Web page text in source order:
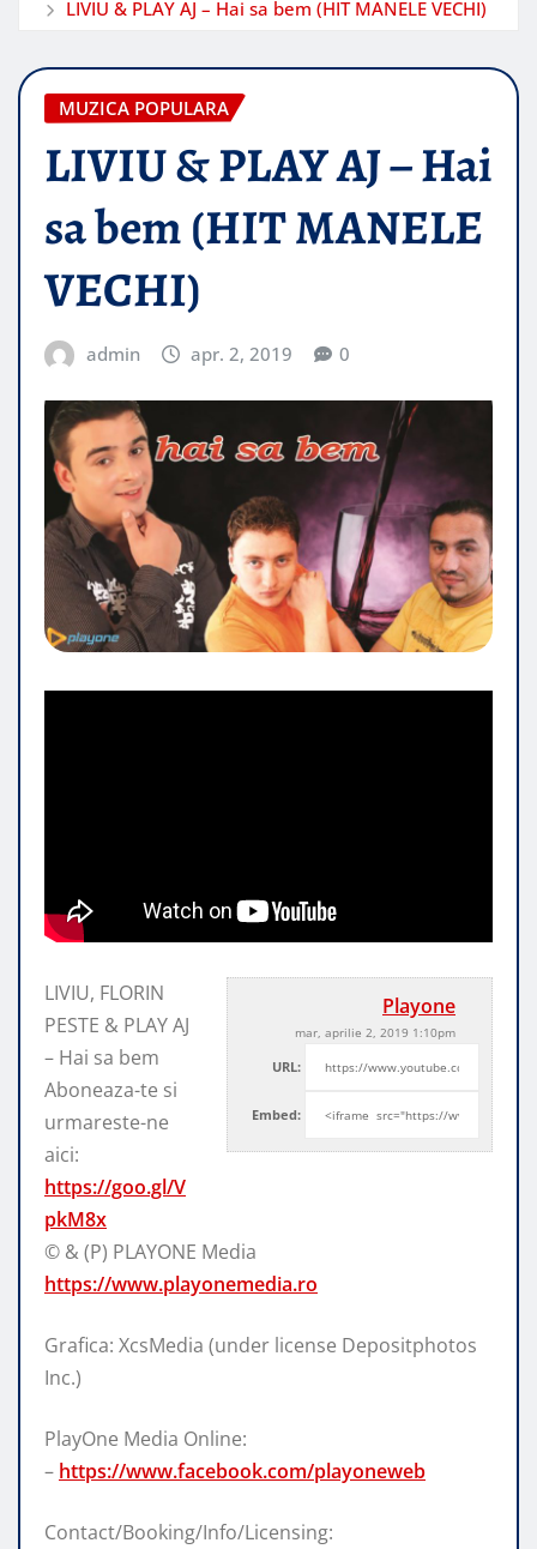
LIVIU & PLAY AJ – Hai sa bem (HIT MANELE VECHI)
MUZICA POPULARA
LIVIU & PLAY AJ – Hai
sa bem (HIT MANELE
VECHI)
admin apr. 2, 2019 0
Playone
mar, aprilie 2, 2019 1:10pm
URL:
Embed:
LIVIU, FLORIN
PESTE & PLAY AJ
– Hai sa bem
Aboneaza-te si
urmareste-ne
aici:
https://goo.gl/V
pkM8x
© & (P) PLAYONE Media
https://www.playonemedia.ro
Grafica: XcsMedia (under license Depositphotos
Inc.)
PlayOne Media Online:
– https://www.facebook.com/playoneweb
Contact/Booking/Info/Licensing: